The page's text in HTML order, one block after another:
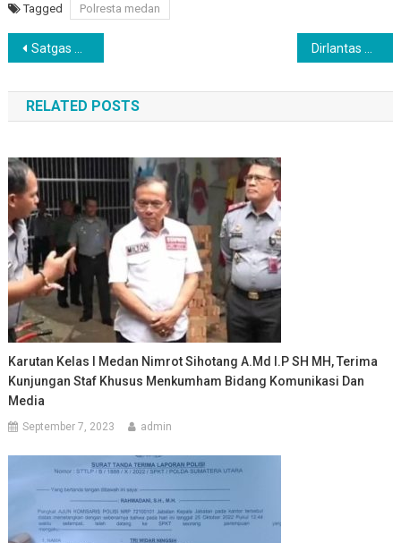
Tagged Polresta medan
Navigasi
pos
Satgas Covid 19 Pemkab dan Polres Simalungun Gelar Rapat Koordinasi, “Kejar Target Vaksinasi”
RELATED POSTS
Karutan Kelas I Medan Nimrot Sihotang A.md I.P SH MH, Terima
Kunjungan Staf Khusus Menkumham Bidang Komunikasi Dan
Media
September 7, 2023 admin